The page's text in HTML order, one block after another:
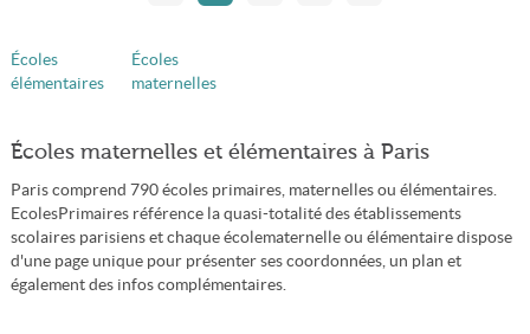
Écoles
élémentaires
Écoles
maternelles
Écoles maternelles et élémentaires à Paris
Paris comprend 790 écoles primaires, maternelles ou élémentaires.
EcolesPrimaires référence la quasi-totalité des établissements
scolaires parisiens et chaque écolematernelle ou élémentaire dispose
d'une page unique pour présenter ses coordonnées, un plan et
également des infos complémentaires.